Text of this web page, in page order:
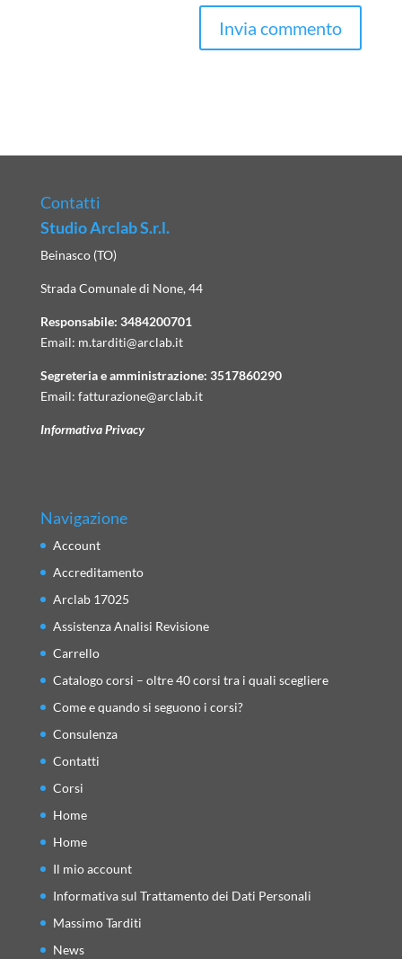
Contatti
Studio Arclab S.r.l.
Beinasco (TO)
Strada Comunale di None, 44
Responsabile: 3484200701
Email: m.tarditi@arclab.it
Segreteria e amministrazione: 3517860290
Email: fatturazione@arclab.it
Informativa Privacy
Navigazione
Account
Accreditamento
Arclab 17025
Assistenza Analisi Revisione
Carrello
Catalogo corsi – oltre 40 corsi tra i quali scegliere
Come e quando si seguono i corsi?
Consulenza
Contatti
Corsi
Home
Home
Il mio account
Informativa sul Trattamento dei Dati Personali
Massimo Tarditi
News